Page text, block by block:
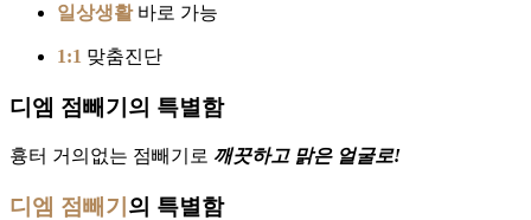
일상생활바로 가능
1:1 맞춤진단
디엠 점빼기의 특별함
흉터 거의없는 점빼기로 깨끗하고 맑은 얼굴로!
디엠 점빼기 의 특별함